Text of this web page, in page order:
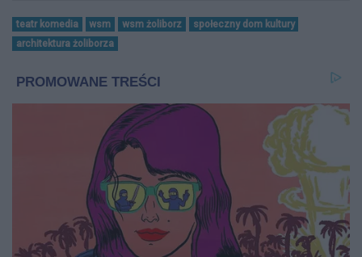
teatr komedia wsm wsm żoliborz
społeczny dom kultury
architektura żoliborza